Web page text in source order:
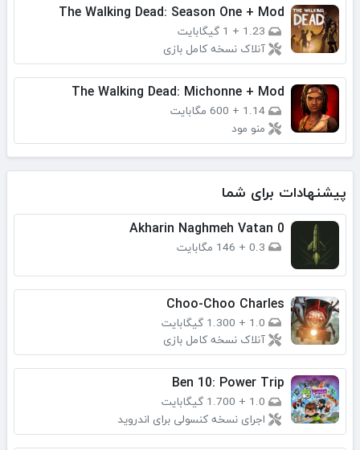
The Walking Dead: Season One + Mod
1.23
+ 1 گیگابایت
آنلاک نسخه کامل بازی
The Walking Dead: Michonne + Mod
1.14
+ 600 مگابایت
منو مود
پیشنهادات برای شما
Akharin Naghmeh Vatan 0
0.3
+ 146 مگابایت
Choo-Choo Charles
1.0
+ 1.300 گیگابایت
آنلاک نسخه کامل بازی
Ben 10: Power Trip
1.0
+ 1.700 گیگابایت
اجرای نسخه کنسولی برای اندروید